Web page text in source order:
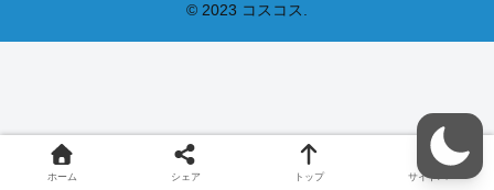
© 2023 コスコス.
ホーム シェア トップ サイドバー